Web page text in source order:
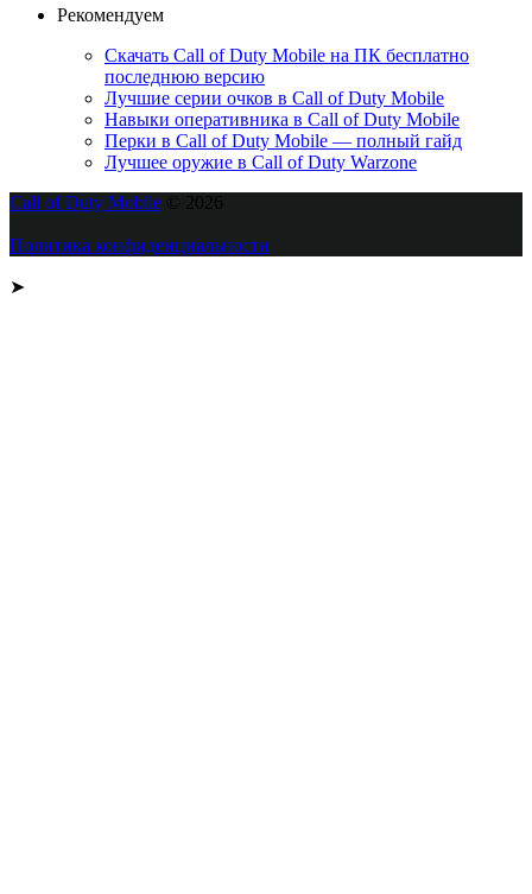
Рекомендуем
Скачать Call of Duty Mobile на ПК бесплатно
последнюю версию
Лучшие серии очков в Call of Duty Mobile
Навыки оперативника в Call of Duty Mobile
Перки в Call of Duty Mobile — полный гайд
Лучшее оружие в Call of Duty Warzone
Call of Duty Mobile © 2026
Политика конфиденциальности
➤